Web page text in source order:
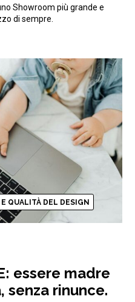
Showroom più grande e
di sempre.
QUALITÀ DEL DESIGN
essere madre
senza rinunce.